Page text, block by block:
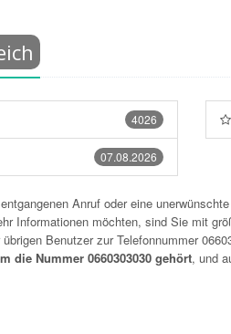
4026
07.08.2026
Anruf oder eine
Informationen möchten, sind Sie mit
Benutzer zur Telefonnummer
die Nummer 0660303030 gehört, und